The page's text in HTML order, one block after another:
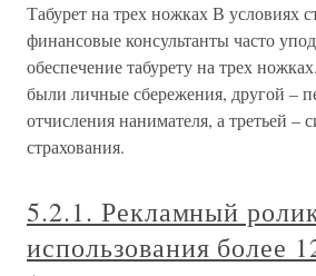
Табурет на трех ножках В условиях
финансовые консультанты часто
обеспечение табурету на трех
были личные сбережения, другой –
отчисления нанимателя, а третьей –
страхования.
5.2.1. Рекламный
использования более